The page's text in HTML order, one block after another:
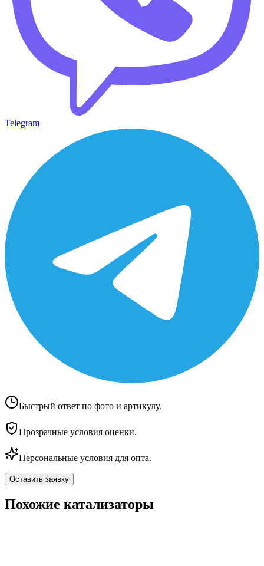
Telegram
Быстрый ответ по фото и артикулу.
Прозрачные условия оценки.
Персональные условия для опта.
Оставить заявку
Похожие катализаторы